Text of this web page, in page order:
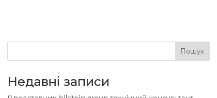
Пошук
Недавні записи